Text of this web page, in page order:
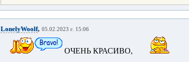
LonelyWoolf, 05.02.2023 г. 15:06
ОЧЕНЬ КРАСИВО,